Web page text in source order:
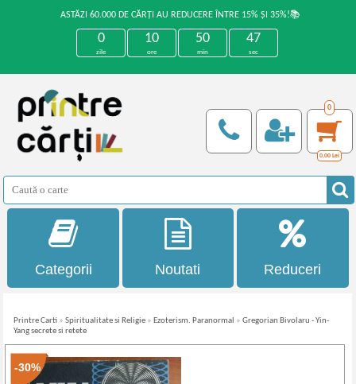
ASTĂZI 60.000 DE CĂRȚI AU REDUCERE ÎNTRE 15% ȘI 35%!📚
0
zile
10
ore
50
min
47
sec
0
0,00 Lei
Categorii Noutati Reduceri
Printre Carti »Spiritualitate si Religie » Ezoterism. Paranormal »Gregorian Bivolaru - Yin-
Yang secrete si retete
-30%